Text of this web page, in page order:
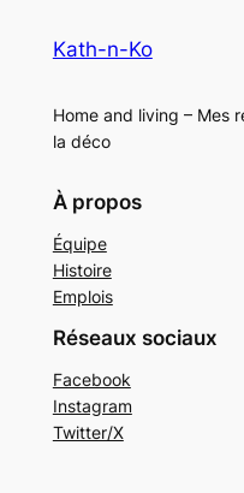
Kath-n-Ko
Home and living – Mes
la déco
À propos
Équipe
Histoire
Emplois
Réseaux sociaux
Facebook
Instagram
Twitter/X